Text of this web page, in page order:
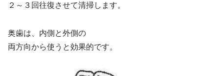
２～３回往復させて清掃します。
奥歯は、内側と外側の
両方向から使うと効果的です。